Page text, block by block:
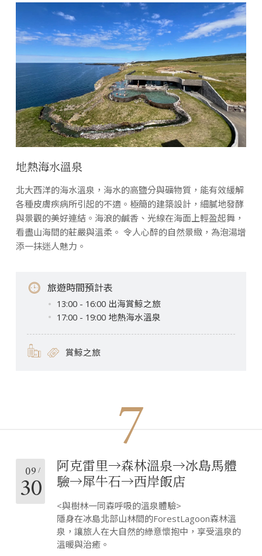
地熱海水溫泉
北大西洋的海水溫泉，海水的高鹽分與礦物質，能有效緩解
各種皮膚疾病所引起的不適。極簡的建築設計，細膩地發酵
與景觀的美好連結。海浪的鹹香、光線在海面上輕盈起舞，
看盡山海間的莊嚴與溫柔。 令人心醉的自然景緻，為泡湯增
添一抹迷人魅力。
旅遊時間預計表
13:00 - 16:00 出海賞鯨之旅
17:00 - 19:00 地熱海水溫泉
賞鯨之旅
7
09
30
阿克雷里→森林溫泉→冰島馬體
驗→犀牛石→西岸飯店
<與樹林一同森呼吸的溫泉體驗>
隱身在冰島北部山林間的ForestLagoon森林溫
泉，讓旅人在大自然的綠意懷抱中，享受溫泉的
溫暖與治癒。